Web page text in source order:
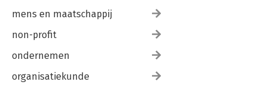
mens en maatschappij
non-profit
ondernemen
organisatiekunde